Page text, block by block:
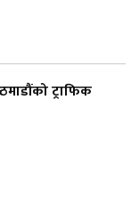
ट्राफिक